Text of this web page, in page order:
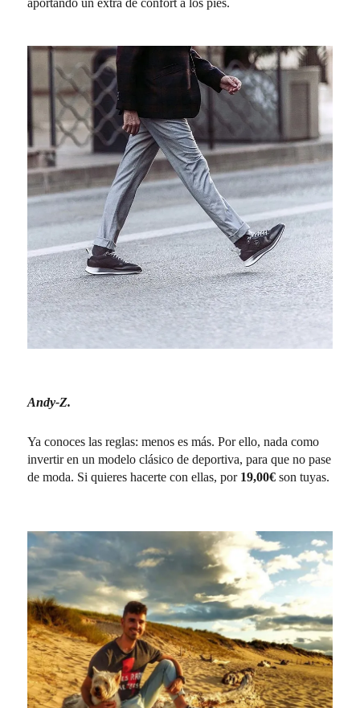
Andy-Z.
Ya conoces las reglas: menos es más. Por ello, nada como
invertir en un modelo clásico de deportiva, para que no pase
de moda. Si quieres hacerte con ellas, por 19,00€ son tuyas.